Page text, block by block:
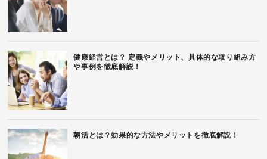
健康経営とは？ 定義やメリット、具体的な取り組み方
や事例を徹底解説！
朝活とは？効果的な方法やメリットを徹底解説！